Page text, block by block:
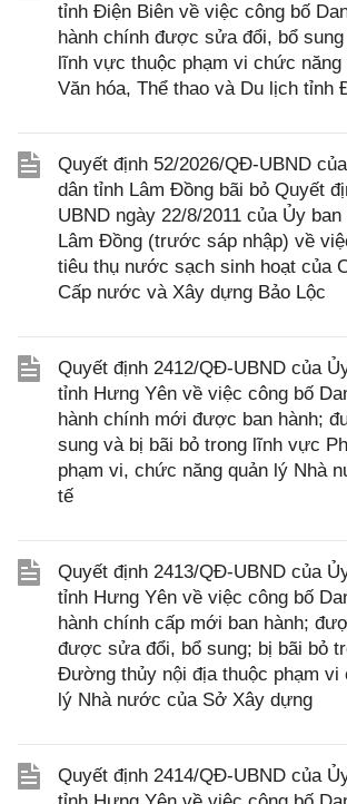
tỉnh Điện Biên về việc công bố
hành chính được sửa đổi, bổ
lĩnh vực thuộc phạm vi chức
Văn hóa, Thể thao và Du lịch tỉnh
Quyết định 52/2026/QĐ-UBND
dân tỉnh Lâm Đồng bãi bỏ Quyết
UBND ngày 22/8/2011 của Ủy
Lâm Đồng (trước sáp nhập) về
tiêu thụ nước sạch sinh hoạt của
Cấp nước và Xây dựng Bảo Lộc
Quyết định 2412/QĐ-UBND của
tỉnh Hưng Yên về việc công bố
hành chính mới được ban hành;
sung và bị bãi bỏ trong lĩnh vực
phạm vi, chức năng quản lý Nhà
tế
Quyết định 2413/QĐ-UBND của
tỉnh Hưng Yên về việc công bố
hành chính cấp mới ban hành;
được sửa đổi, bổ sung; bị bãi bỏ
Đường thủy nội địa thuộc phạm vi
lý Nhà nước của Sở Xây dựng
Quyết định 2414/QĐ-UBND của